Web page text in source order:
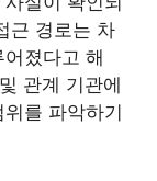
근 경로는 차
졌다고 해
관계 기관에
를 파악하기